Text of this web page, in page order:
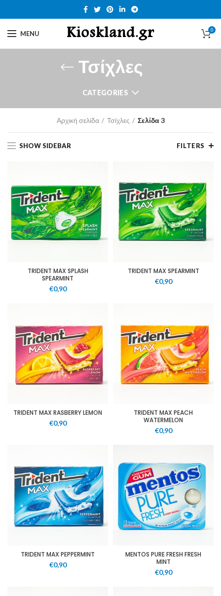
MENU 0
Τσίχλες
CATEGORIES
Αρχική σελίδα Τσίχλες Σελίδα 3
SHOW SIDEBAR FILTERS
TRIDENT MAX SPLASH
SPEARMINT
€0,90
TRIDENT MAX SPEARMINT
€0,90
TRIDENT MAX RASBERRY LEMON
€0,90
TRIDENT MAX PEACH
WATERMELON
€0,90
TRIDENT MAX PEPPERMINT
€0,90
MENTOS PURE FRESH FRESH
MINT
€0,90